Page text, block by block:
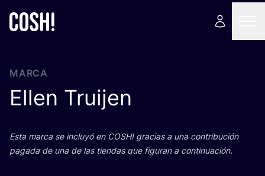
MARCA
Ellen Truijen
Esta mar­ca se inclu­yó en COSH! gra­cias a una con­tri­bu­ción
paga­da de una de las tien­das que figu­ran a continuación.